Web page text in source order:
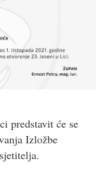
predstavit će se
Izložbe